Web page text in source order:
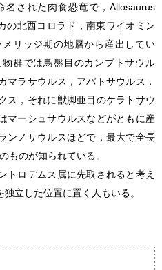
名された肉食恐竜で， Allosaurus
の北西コロラド，南東ワイオミン
リッジ期の地層から産出してい
群では鳥盤目のカンプトサウル
マラサウルス，アパトサウルス，
ス，それに獣脚亜目のケラトサウ
マーシュサウルスなどがともに産
ンノサウルスほどで，最大で全長
ものが知られている。
ロデムス属に先取されると考え
独立した位置に置く人もいる。